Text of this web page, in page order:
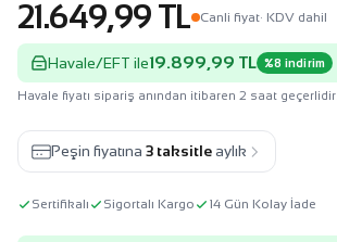
21.649,99 TL Canli fiyat· KDV dahil
Havale/EFT ile19.899,99 TL %8 indirim
Havale fiyatı sipariş anından itibaren 2 saat geçerlidir.
Peşin fiyatına 3 taksitle aylık
Sertifikalı Sigortalı Kargo 14 Gün Kolay İade